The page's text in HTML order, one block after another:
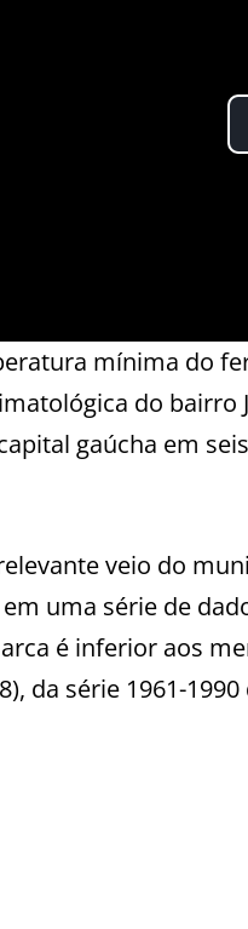
mínima do
do
gaúcha em
veio do
uma série de
é inferior aos
da série 1961-